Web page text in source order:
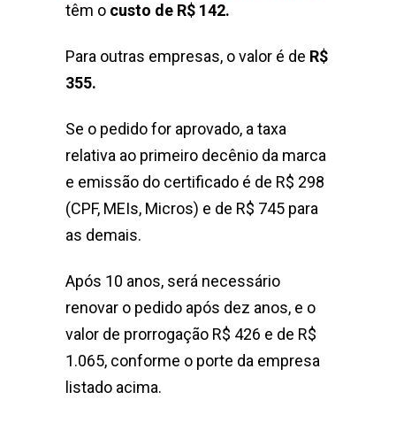
têm o custo de R$ 142.
Para outras empresas, o valor é de R$
355.
Se o pedido for aprovado, a taxa
relativa ao primeiro decênio da marca
e emissão do certificado é de R$ 298
(CPF, MEIs, Micros) e de R$ 745 para
as demais.
Após 10 anos, será necessário
renovar o pedido após dez anos, e o
valor de prorrogação R$ 426 e de R$
1.065, conforme o porte da empresa
listado acima.